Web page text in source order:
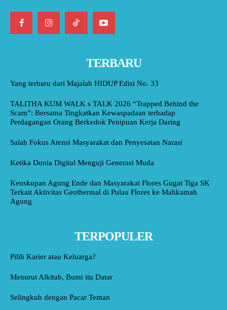
TERBARU
Yang terbaru dari Majalah HIDUP Edisi No. 33
TALITHA KUM WALK s TALK 2026 “Trapped Behind the
Scam”: Bersama Tingkatkan Kewaspadaan terhadap
Perdagangan Orang Berkedok Penipuan Kerja Daring
Salah Fokus Atensi Masyarakat dan Penyesatan Narasi
Ketika Dunia Digital Menguji Generasi Muda
Keuskupan Agung Ende dan Masyarakat Flores Gugat Tiga SK
Terkait Aktivitas Geothermal di Pulau Flores ke Mahkamah
Agung
TERPOPULER
Pilih Karier atau Keluarga?
Menurut Alkitab, Bumi itu Datar
Selingkuh dengan Pacar Teman